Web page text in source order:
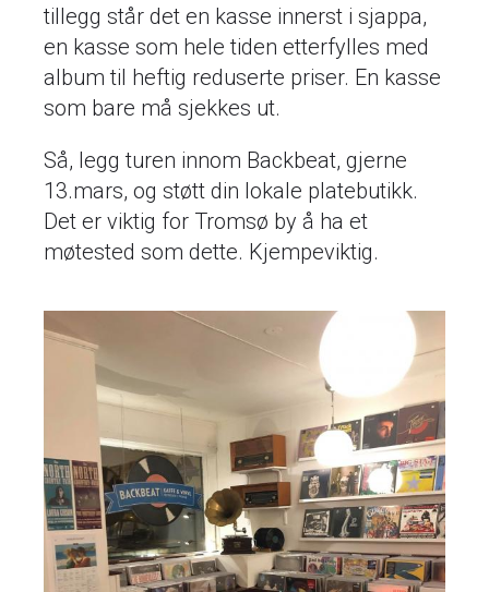
tillegg står det en kasse innerst i sjappa,
en kasse som hele tiden etterfylles med
album til heftig reduserte priser. En kasse
som bare må sjekkes ut.
Så, legg turen innom Backbeat, gjerne
13.mars, og støtt din lokale platebutikk.
Det er viktig for Tromsø by å ha et
møtested som dette. Kjempeviktig.